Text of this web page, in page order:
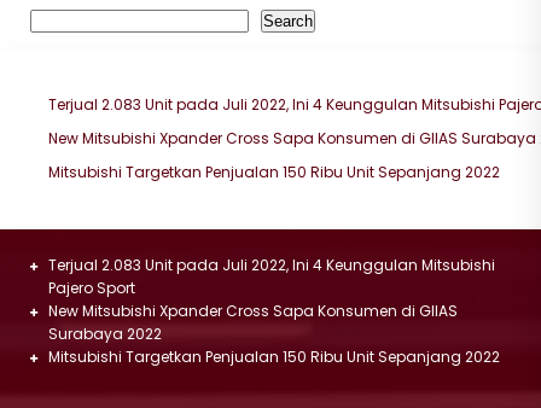
Search
Terjual 2.083 Unit pada Juli 2022, Ini 4 Keunggulan Mitsubishi
New Mitsubishi Xpander Cross Sapa Konsumen di GIIAS Surabaya
Mitsubishi Targetkan Penjualan 150 Ribu Unit Sepanjang 2022
Terjual 2.083 Unit pada Juli 2022, Ini 4 Keunggulan Mitsubishi
Pajero Sport
New Mitsubishi Xpander Cross Sapa Konsumen di GIIAS
Surabaya 2022
Mitsubishi Targetkan Penjualan 150 Ribu Unit Sepanjang 2022